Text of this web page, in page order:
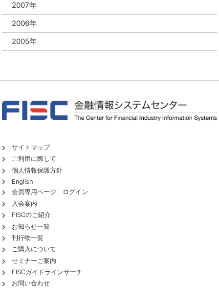
2007年
2006年
2005年
サイトマップ
ご利用に際して
個人情報保護方針
English
会員専用ページ ログイン
入会案内
FISCのご紹介
お知らせ一覧
刊行物一覧
ご購入について
セミナーご案内
FISCガイドラインサーチ
お問い合わせ